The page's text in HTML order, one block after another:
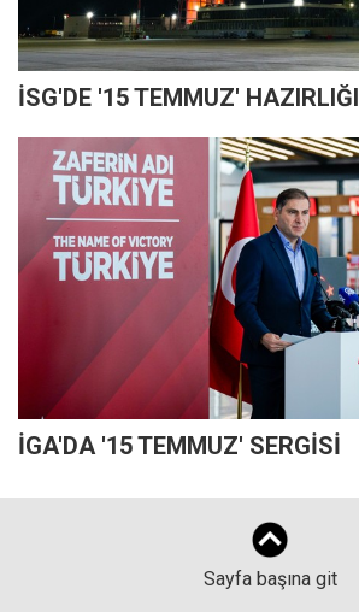
İSG'DE '15 TEMMUZ' HAZIRLIĞI
İGA'DA '15 TEMMUZ' SERGİSİ
Sayfa başına git